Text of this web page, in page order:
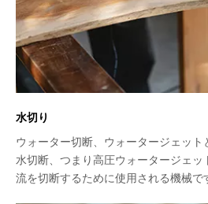
水切り
ウォーター切断、ウォータージェッ
水切断、つまり高圧ウォータージェッ
流を切断するために使用される機械で